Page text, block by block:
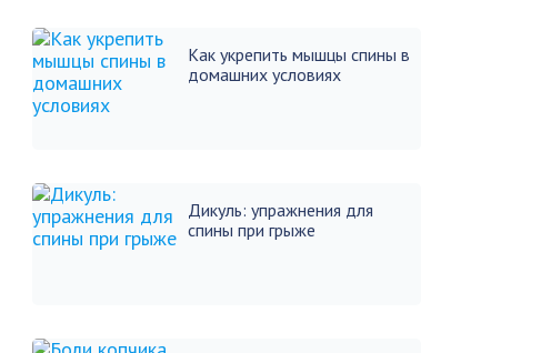
Как укрепить мышцы спины в
домашних условиях
Дикуль: упражнения для
спины при грыже